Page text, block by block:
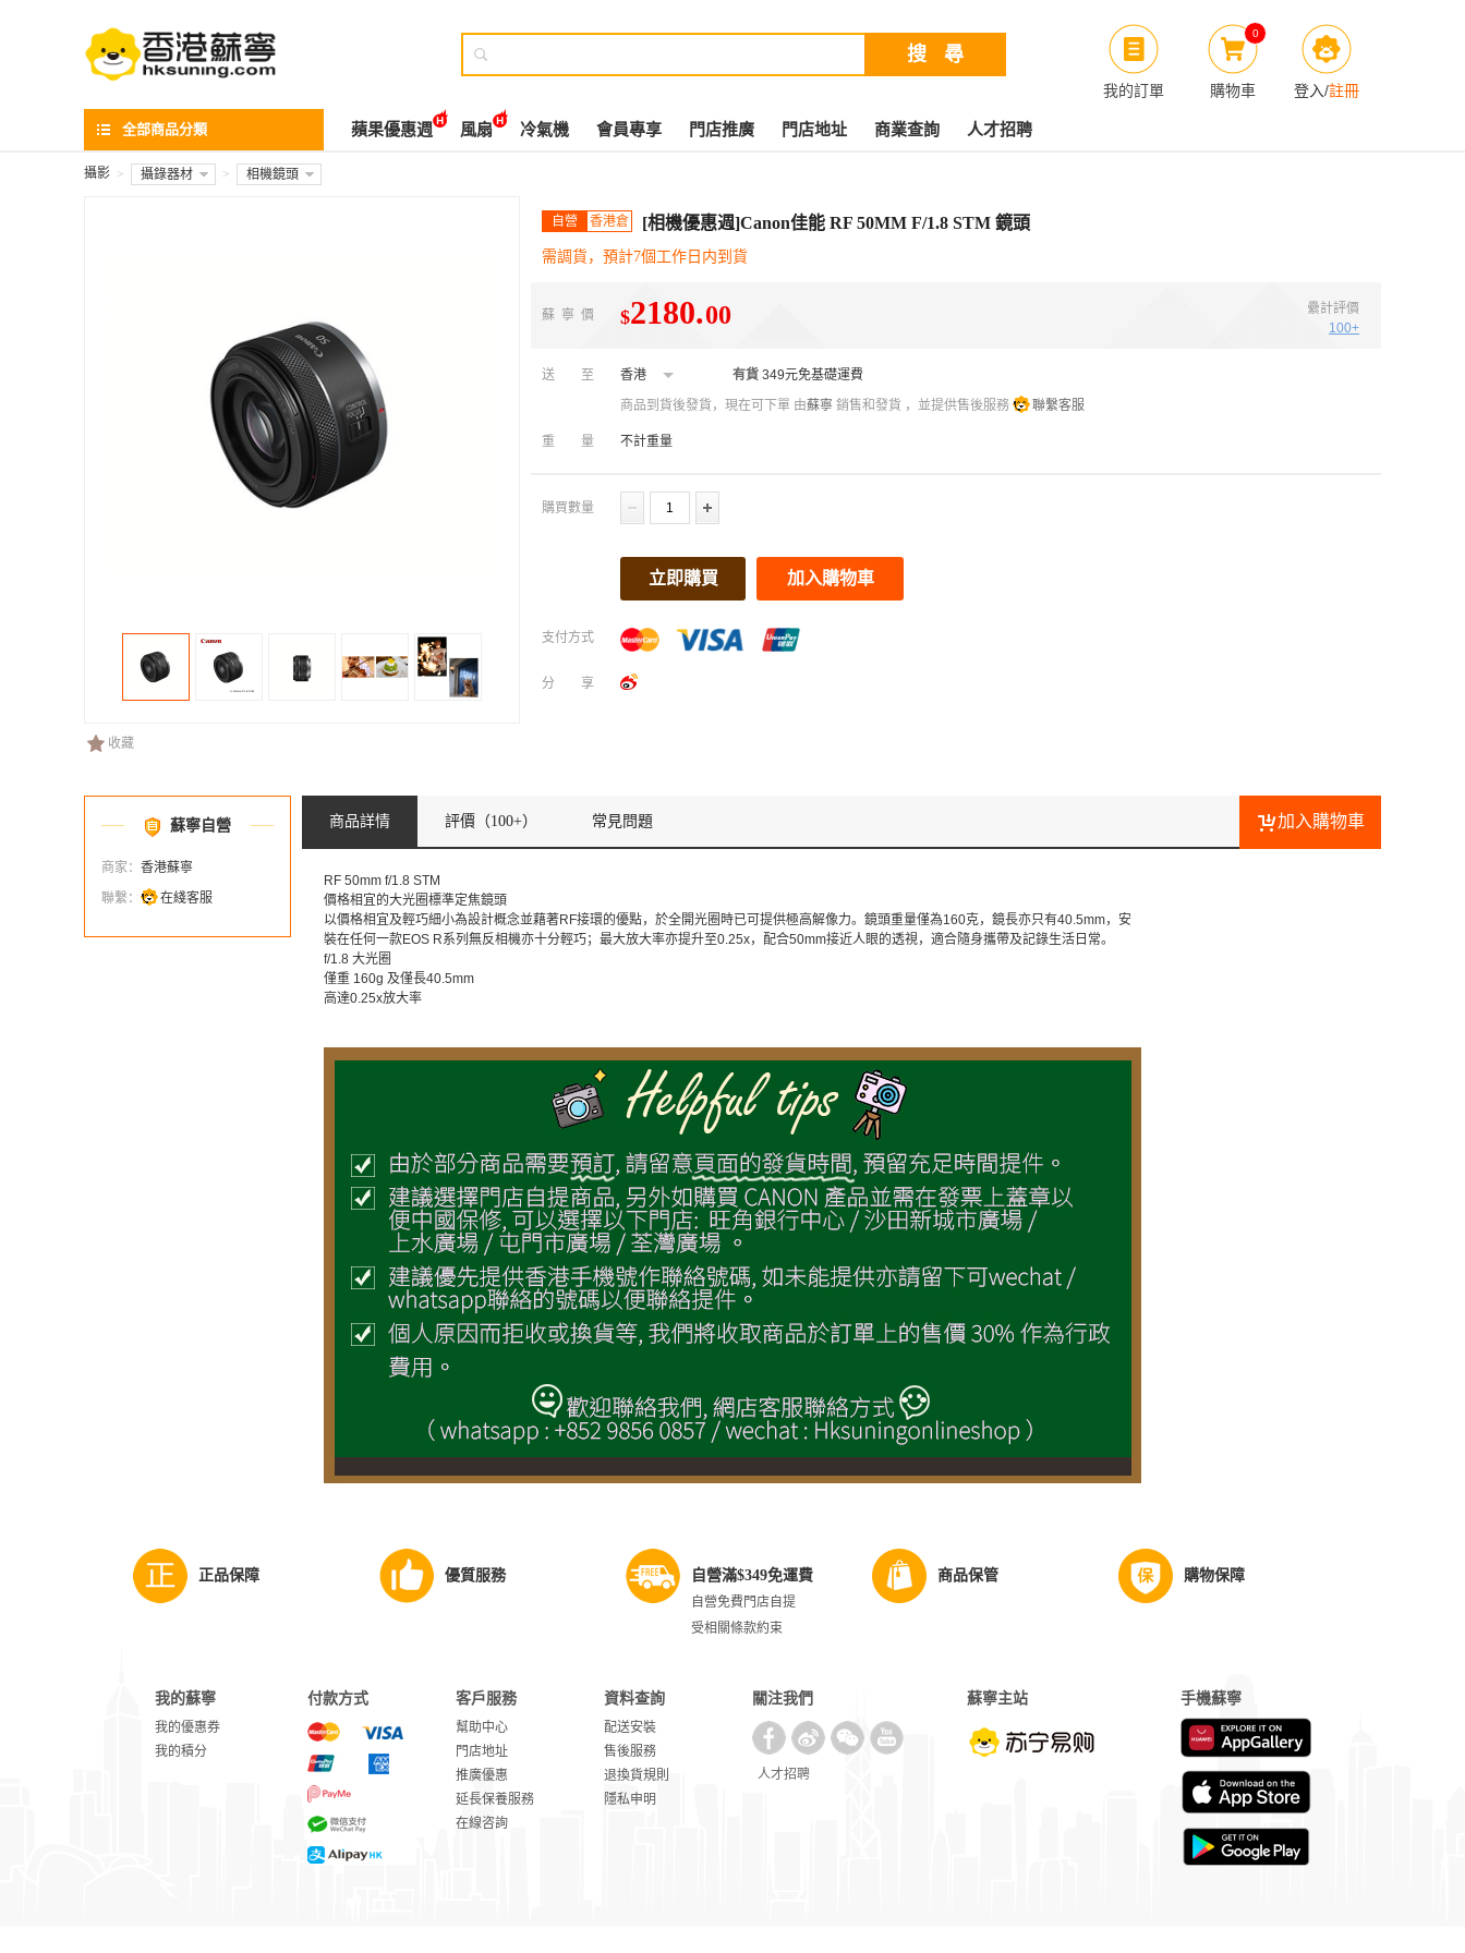
我的訂單
0
購物車 登入/註冊

全部商品分類 蘋果優惠週 風扇 冷氣機 會員專享 門店推廣 門店地址 商業查詢 人才招聘
攝影 > 攝錄器材 > 相機鏡頭
收藏
自營 香港倉 [相機優惠週]Canon佳能 RF 50MM F/1.8 STM 鏡頭
需調貨，預計7個工作日内到貨
蘇寧價 $2180.00
纍計評價
100+
送至 香港 有貨 349元免基礎運費
商品到貨後發貨，現在可下單 由蘇寧 銷售和發貨 ，並提供售後服務 聯繫客服
重量 不計重量
購買數量
立即購買 加入購物車
支付方式
分享
蘇寧自營
商家： 香港蘇寧
聯繫：
在綫客服
加入購物車
商品詳情 評價 （100+） 常見問題
RF 50mm f/1.8 STM
價格相宜的大光圈標準定焦鏡頭
以價格相宜及輕巧細小為設計概念並藉著RF接環的優點，於全開光圈時已可提供極高解像力。鏡頭重量僅為160克，鏡長亦只有40.5mm，安
裝在任何一款EOS R系列無反相機亦十分輕巧；最大放大率亦提升至0.25x，配合50mm接近人眼的透視，適合隨身攜帶及記錄生活日常。
f/1.8 大光圈
僅重 160g 及僅長40.5mm
高達0.25x放大率
正品保障 優質服務 自營滿$349免運費
自營免費門店自提
受相關條款約束
商品保管 購物保障
我的蘇寧
我的優惠券
我的積分
付款方式 客戶服務
幫助中心
門店地址
推廣優惠
延長保養服務
在線咨詢
資料查詢
配送安裝
售後服務
退換貨規則
隱私申明
關注我們
人才招聘
蘇寧主站 手機蘇寧